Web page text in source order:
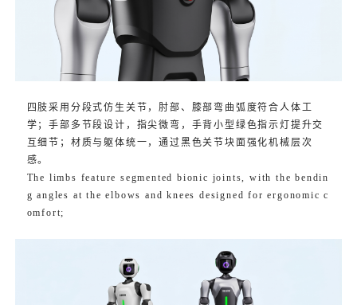
四肢采用分段式仿生关节，肘部、膝部弯曲弧度符合人体工
学；手部多节段设计，指尖微弯，手背小型绿色指示灯提升交
互细节；材质与躯体统一，通过黑色关节块面强化机械层次
感。
The limbs feature segmented bionic joints, with the bendin
g angles at the elbows and knees designed for ergonomic c
omfort;